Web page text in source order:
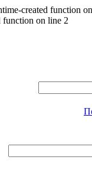
created function
function on line 2